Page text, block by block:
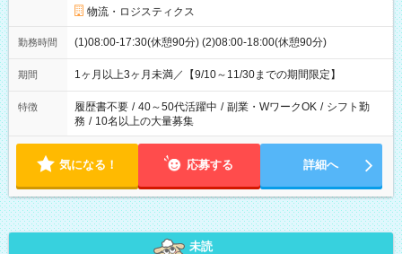
物流・ロジスティクス
勤務時間 (1)08:00-17:30(休憩90分) (2)08:00-18:00(休憩90分)
期間 1ヶ月以上3ヶ月未満／【9/10～11/30までの期間限定】
特徴 履歴書不要 / 40～50代活躍中 / 副業・WワークOK / シフト勤
務 / 10名以上の大量募集
気になる！ 応募する 詳細へ
未読